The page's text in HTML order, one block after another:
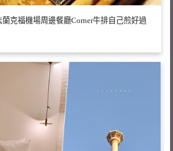
克福機場周邊餐廳Corner牛排自己煎好過